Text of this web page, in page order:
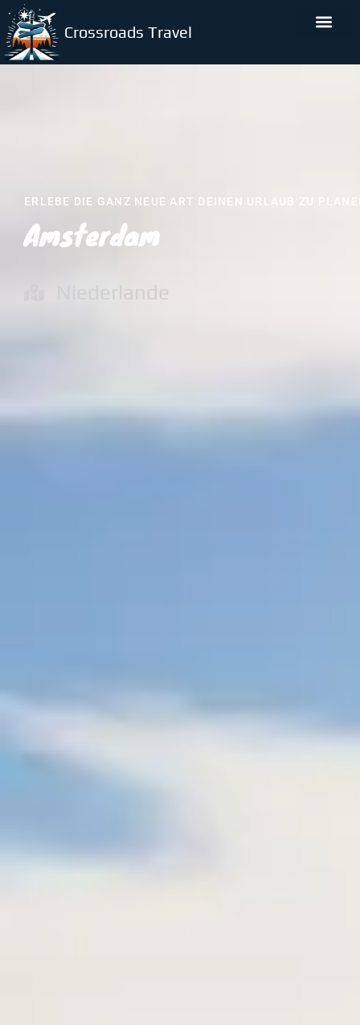
Crossroads Travel
ERLEBE DIE GANZ NEUE ART DEINEN URLAUB ZU
Amsterdam
Niederlande